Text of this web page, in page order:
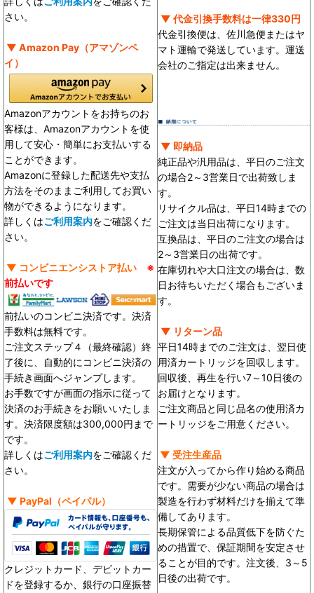
さい。
▼ Amazon Pay（アマゾンペ
イ）
Amazonアカウントをお持ちのお
客様は、Amazonアカウントを使
用して安心・簡単にお支払いする
ことができます。
Amazonに登録した配送先や支払
方法をそのままご利用してお買い
物ができるようになります。
詳しくはご利用案内をご確認くだ
さい。
▼ コンビニエンシストア払い ※
前払いです
前払いのコンビニ決済です。決済
手数料は無料です。
ご注文ステップ４（最終確認）終
了後に、自動的にコンビニ決済の
手続き画面へジャンプします。
お手数ですが画面の指示に従って
決済のお手続きをお願いいたしま
す。決済限度額は300,000円まで
です。
詳しくはご利用案内をご確認くだ
さい。
▼ PayPal （ペイパル）
クレジットカード、デビットカー
ドを登録するか、銀行の口座振替
▼ 代金引換手数料は一律330円
代金引換便は、佐川急便またはヤ
マト運輸で発送しています。運送
会社のご指定は出来ません。
▼ 即納品
純正品や汎用品は、平日のご注文
の場合2～3営業日で出荷致しま
す。
リサイクル品は、平日14時までの
ご注文は当日出荷になります。
互換品は、平日のご注文の場合は
2～3営業日の出荷です。
在庫切れや大口注文の場合は、数
日お待ちいただく場合もございま
す。
▼ リターン品
平日14時までのご注文は、翌日使
用済カートリッジを回収します。
回収後、再生を行い7～10日後の
お届けとなります。
ご注文商品と同じ品名の使用済カ
ートリッジをご用意ください。
▼ 受注生産品
注文が入ってから作り始める商品
です。需要が少ない商品の場合は
製造を行わず材料だけを揃えて準
備してあります。
長期保管による品質低下を防ぐた
めの措置で、保証期間を安定させ
ることが目的です。 注文後、3～5
日後の出荷です。